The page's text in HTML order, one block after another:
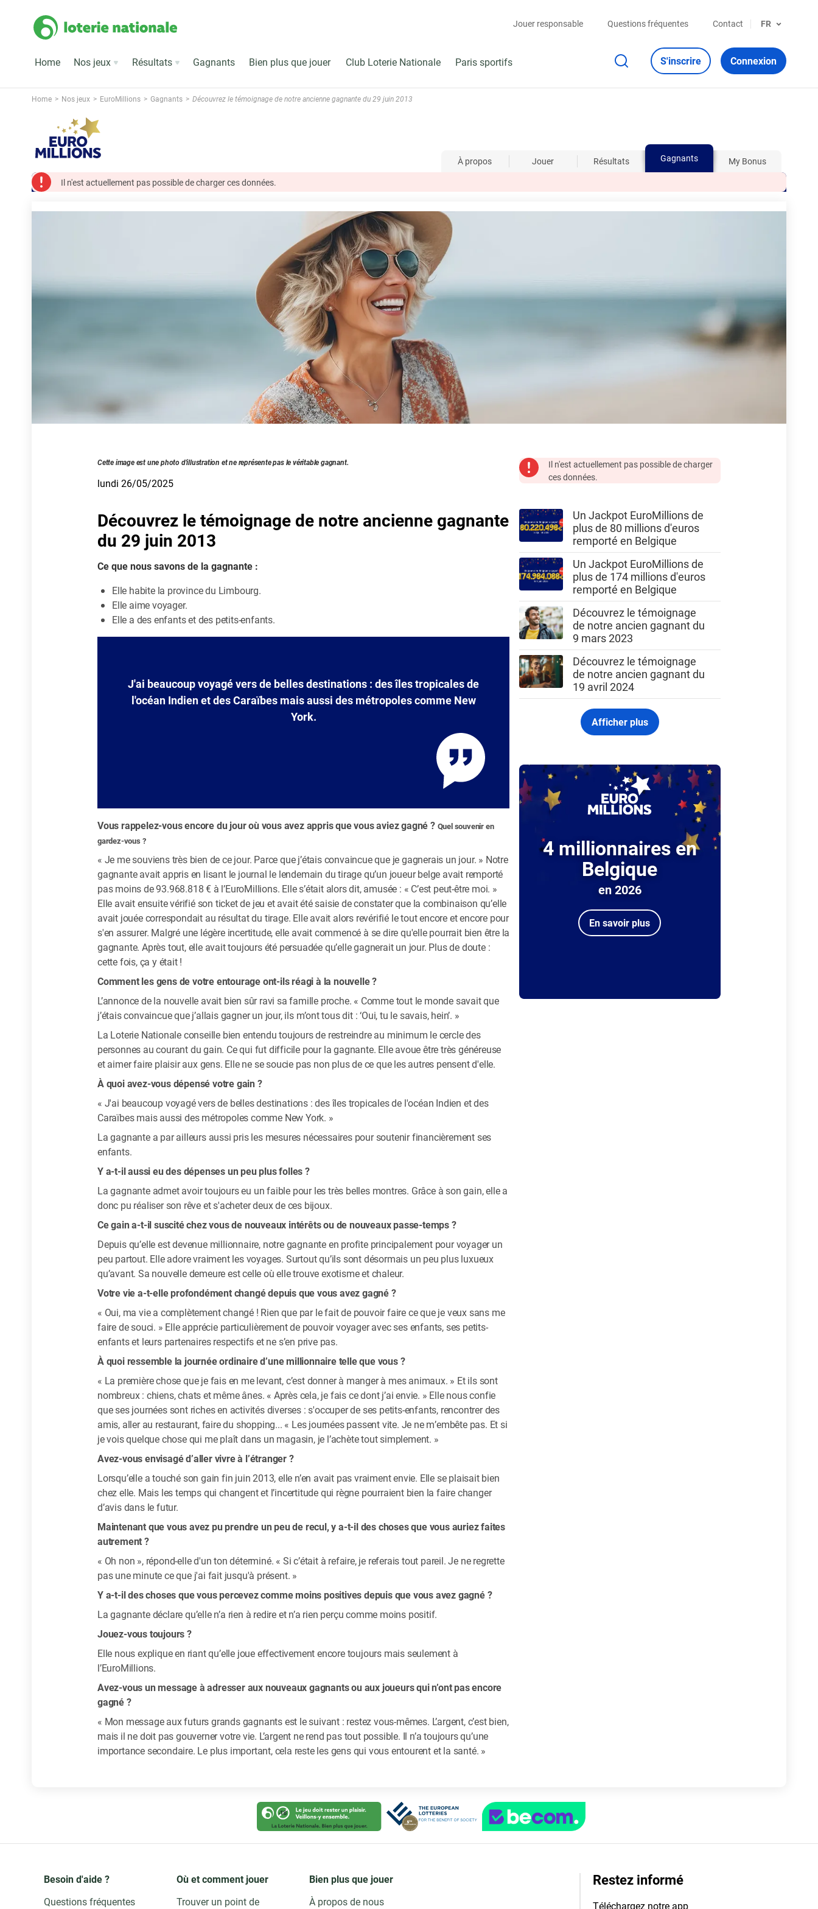
Jouer responsable Questions fréquentes Contact FR
Home Nos jeux Résultats Gagnants Bien plus que jouer Club Loterie Nationale Paris sportifs S'inscrire Connexion
Home Nos jeux EuroMillions Gagnants Découvrez le témoignage de notre ancienne gagnante du 29 juin 2013
À propos Jouer Résultats Gagnants
My Bonus
Il n'est actuellement pas possible de charger ces données.
Cette image est une photo d'illustration et ne représente pas le véritable gagnant.
lundi 26/05/2025
Découvrez le témoignage de notre ancienne gagnante
du 29 juin 2013
Ce que nous savons de la gagnante :
Elle habite la province du Limbourg.
Elle aime voyager.
Elle a des enfants et des petits-enfants.
J'ai beaucoup voyagé vers de belles destinations : des îles tropicales de
l'océan Indien et des Caraïbes mais aussi des métropoles comme New
York.
Vous rappelez-vous encore du jour où vous avez appris que vous aviez gagné ? Quel souvenir en
gardez-vous ?
« Je me souviens très bien de ce jour. Parce que j’étais convaincue que je gagnerais un jour. » Notre
gagnante avait appris en lisant le journal le lendemain du tirage qu’un joueur belge avait remporté
pas moins de 93.968.818 € à l’EuroMillions. Elle s’était alors dit, amusée : « C’est peut-être moi. »
Elle avait ensuite vérifié son ticket de jeu et avait été saisie de constater que la combinaison qu’elle
avait jouée correspondait au résultat du tirage. Elle avait alors revérifié le tout encore et encore pour
s'en assurer. Malgré une légère incertitude, elle avait commencé à se dire qu'elle pourrait bien être la
gagnante. Après tout, elle avait toujours été persuadée qu’elle gagnerait un jour. Plus de doute :
cette fois, ça y était !
Comment les gens de votre entourage ont-ils réagi à la nouvelle ?
L’annonce de la nouvelle avait bien sûr ravi sa famille proche. « Comme tout le monde savait que
j’étais convaincue que j’allais gagner un jour, ils m’ont tous dit : ‘Oui, tu le savais, hein’. »
La Loterie Nationale conseille bien entendu toujours de restreindre au minimum le cercle des
personnes au courant du gain. Ce qui fut difficile pour la gagnante. Elle avoue être très généreuse
et aimer faire plaisir aux gens. Elle ne se soucie pas non plus de ce que les autres pensent d'elle.
À quoi avez-vous dépensé votre gain ?
« J'ai beaucoup voyagé vers de belles destinations : des îles tropicales de l'océan Indien et des
Caraïbes mais aussi des métropoles comme New York. »
La gagnante a par ailleurs aussi pris les mesures nécessaires pour soutenir financièrement ses
enfants.
Y a-t-il aussi eu des dépenses un peu plus folles ?
La gagnante admet avoir toujours eu un faible pour les très belles montres. Grâce à son gain, elle a
donc pu réaliser son rêve et s'acheter deux de ces bijoux.
Ce gain a-t-il suscité chez vous de nouveaux intérêts ou de nouveaux passe-temps ?
Depuis qu’elle est devenue millionnaire, notre gagnante en profite principalement pour voyager un
peu partout. Elle adore vraiment les voyages. Surtout qu’ils sont désormais un peu plus luxueux
qu’avant. Sa nouvelle demeure est celle où elle trouve exotisme et chaleur.
Votre vie a-t-elle profondément changé depuis que vous avez gagné ?
« Oui, ma vie a complètement changé ! Rien que par le fait de pouvoir faire ce que je veux sans me
faire de souci. » Elle apprécie particulièrement de pouvoir voyager avec ses enfants, ses petits-
enfants et leurs partenaires respectifs et ne s’en prive pas.
À quoi ressemble la journée ordinaire d’une millionnaire telle que vous ?
« La première chose que je fais en me levant, c’est donner à manger à mes animaux. » Et ils sont
nombreux : chiens, chats et même ânes. « Après cela, je fais ce dont j’ai envie. » Elle nous confie
que ses journées sont riches en activités diverses : s'occuper de ses petits-enfants, rencontrer des
amis, aller au restaurant, faire du shopping... « Les journées passent vite. Je ne m’embête pas. Et si
je vois quelque chose qui me plaît dans un magasin, je l’achète tout simplement. »
Avez-vous envisagé d’aller vivre à l’étranger ?
Lorsqu’elle a touché son gain fin juin 2013, elle n’en avait pas vraiment envie. Elle se plaisait bien
chez elle. Mais les temps qui changent et l’incertitude qui règne pourraient bien la faire changer
d’avis dans le futur.
Maintenant que vous avez pu prendre un peu de recul, y a-t-il des choses que vous auriez faites
autrement ?
« Oh non », répond-elle d'un ton déterminé. « Si c’était à refaire, je referais tout pareil. Je ne regrette
pas une minute ce que j'ai fait jusqu'à présent. »
Y a-t-il des choses que vous percevez comme moins positives depuis que vous avez gagné ?
La gagnante déclare qu’elle n’a rien à redire et n’a rien perçu comme moins positif.
Jouez-vous toujours ?
Elle nous explique en riant qu’elle joue effectivement encore toujours mais seulement à
l’EuroMillions.
Avez-vous un message à adresser aux nouveaux gagnants ou aux joueurs qui n’ont pas encore
gagné ?
« Mon message aux futurs grands gagnants est le suivant : restez vous-mêmes. L’argent, c’est bien,
mais il ne doit pas gouverner votre vie. L’argent ne rend pas tout possible. Il n’a toujours qu’une
importance secondaire. Le plus important, cela reste les gens qui vous entourent et la santé. »
Il n'est actuellement pas possible de charger
ces données.
Un Jackpot EuroMillions de
plus de 80 millions d'euros
remporté en Belgique
Un Jackpot EuroMillions de
plus de 174 millions d'euros
remporté en Belgique
Découvrez le témoignage
de notre ancien gagnant du
9 mars 2023
Découvrez le témoignage
de notre ancien gagnant du
19 avril 2024
Afficher plus
4 millionnaires en
Belgique
en 2026
En savoir plus
Besoin d'aide ?
Questions fréquentes
Où et comment jouer
Trouver un point de
Bien plus que jouer
À propos de nous
Restez informé
Téléchargez notre app